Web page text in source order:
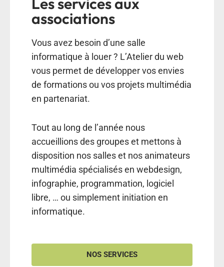
associations
Vous avez besoin d’une salle
informatique à louer ? L’Atelier du web
vous permet de développer vos envies
de formations ou vos projets multimédia
en partenariat.
Tout au long de l’année nous
accueillions des groupes et mettons à
disposition nos salles et nos animateurs
multimédia spécialisés en webdesign,
infographie, programmation, logiciel
libre, … ou simplement initiation en
informatique.
NOS SERVICES